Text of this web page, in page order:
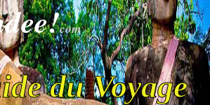
com
du Voyage